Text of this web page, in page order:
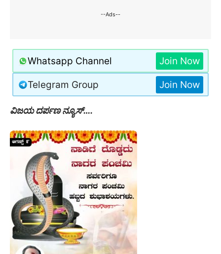
--Ads--
Whatsapp Channel Join Now
Telegram Group Join Now
ವಿಜಯ ದರ್ಪಣ ನ್ಯೂಸ್….